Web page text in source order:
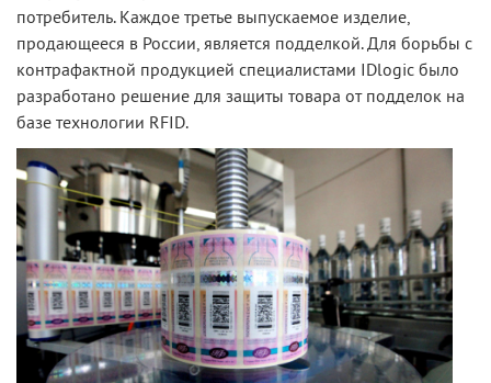
потребитель. Каждое третье выпускаемое изделие,
продающееся в России, является подделкой. Для борьбы с
контрафактной продукцией специалистами IDlogic было
разработано решение для защиты товара от подделок на
базе технологии RFID.